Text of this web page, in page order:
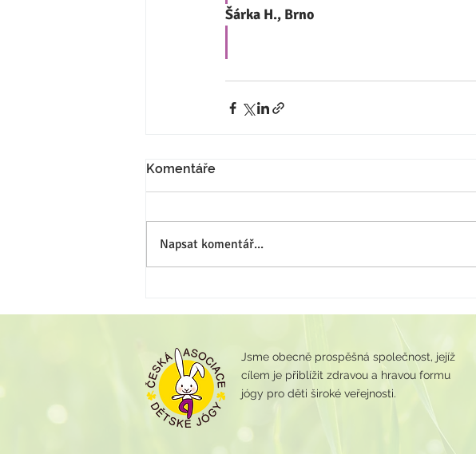
Šárka H., Brno
Komentáře
Napsat komentář...
Jsme obecně prospěšná společnost, jejíž
cílem je přiblížit zdravou a hravou formu
jógy pro děti široké veřejnosti.